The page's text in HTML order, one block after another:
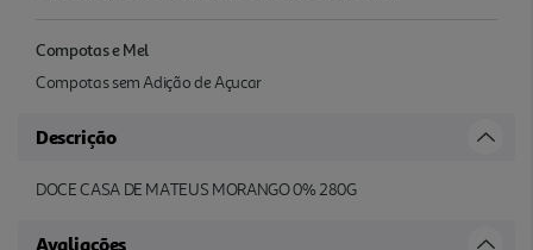
Compotas e Mel
Compotas sem Adição de Açucar
Descrição
DOCE CASA DE MATEUS MORANGO 0% 280G
Avaliações